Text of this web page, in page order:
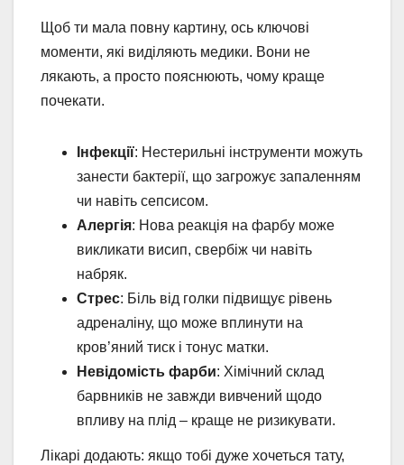
Щоб ти мала повну картину, ось ключові
моменти, які виділяють медики. Вони не
лякають, а просто пояснюють, чому краще
почекати.
Інфекції: Нестерильні інструменти можуть
занести бактерії, що загрожує запаленням
чи навіть сепсисом.
Алергія: Нова реакція на фарбу може
викликати висип, свербіж чи навіть
набряк.
Стрес: Біль від голки підвищує рівень
адреналіну, що може вплинути на
кров’яний тиск і тонус матки.
Невідомість фарби: Хімічний склад
барвників не завжди вивчений щодо
впливу на плід – краще не ризикувати.
Лікарі додають: якщо тобі дуже хочеться тату,